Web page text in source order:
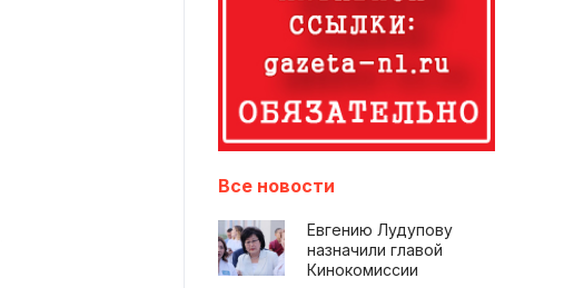
Все новости
Евгению Лудупову
назначили главой
Кинокомиссии